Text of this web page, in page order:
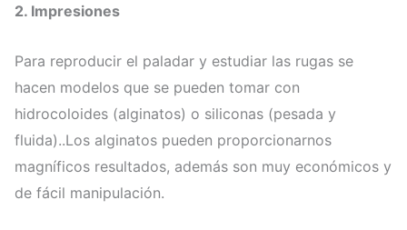
2. Impresiones
Para reproducir el paladar y estudiar las rugas se
hacen modelos que se pueden tomar con
hidrocoloides (alginatos) o siliconas (pesada y
fluida)..Los alginatos pueden proporcionarnos
magníficos resultados, además son muy económicos y
de fácil manipulación.